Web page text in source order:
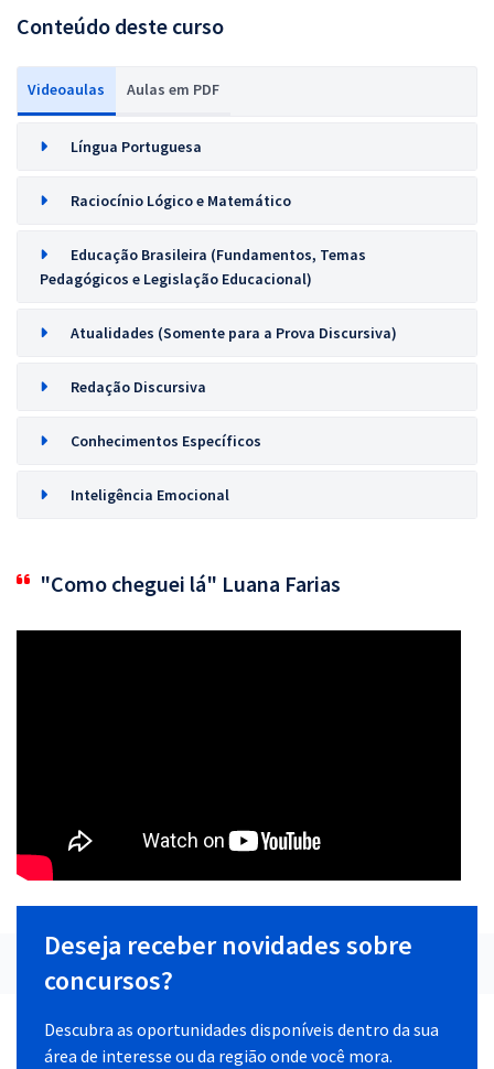
Conteúdo deste curso
Videoaulas Aulas em PDF
Língua Portuguesa
Raciocínio Lógico e Matemático
Educação Brasileira (Fundamentos, Temas
Pedagógicos e Legislação Educacional)
Atualidades (Somente para a Prova Discursiva)
Redação Discursiva
Conhecimentos Específicos
Inteligência Emocional
"Como cheguei lá" Luana Farias
Deseja receber novidades sobre
concursos?
Descubra as oportunidades disponíveis dentro da sua
área de interesse ou da região onde você mora.